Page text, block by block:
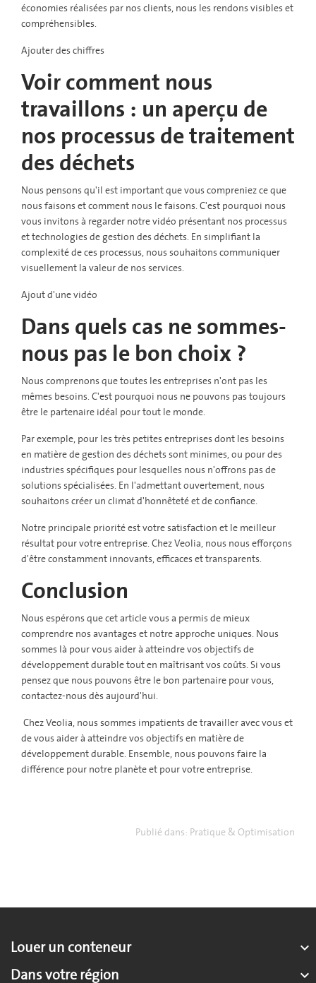
économies réalisées par nos clients, nous les rendons visibles et
compréhensibles.
Ajouter des chiffres
Voir comment nous
travaillons : un aperçu de
nos processus de traitement
des déchets
Nous pensons qu'il est important que vous compreniez ce que
nous faisons et comment nous le faisons. C'est pourquoi nous
vous invitons à regarder notre vidéo présentant nos processus
et technologies de gestion des déchets. En simplifiant la
complexité de ces processus, nous souhaitons communiquer
visuellement la valeur de nos services.
Ajout d'une vidéo
Dans quels cas ne sommes-
nous pas le bon choix ?
Nous comprenons que toutes les entreprises n'ont pas les
mêmes besoins. C'est pourquoi nous ne pouvons pas toujours
être le partenaire idéal pour tout le monde.
Par exemple, pour les très petites entreprises dont les besoins
en matière de gestion des déchets sont minimes, ou pour des
industries spécifiques pour lesquelles nous n'offrons pas de
solutions spécialisées. En l'admettant ouvertement, nous
souhaitons créer un climat d'honnêteté et de confiance.
Notre principale priorité est votre satisfaction et le meilleur
résultat pour votre entreprise. Chez Veolia, nous nous efforçons
d'être constamment innovants, efficaces et transparents.
Conclusion
Nous espérons que cet article vous a permis de mieux
comprendre nos avantages et notre approche uniques. Nous
sommes là pour vous aider à atteindre vos objectifs de
développement durable tout en maîtrisant vos coûts. Si vous
pensez que nous pouvons être le bon partenaire pour vous,
contactez-nous dès aujourd'hui.
Chez Veolia, nous sommes impatients de travailler avec vous et
de vous aider à atteindre vos objectifs en matière de
développement durable. Ensemble, nous pouvons faire la
différence pour notre planète et pour votre entreprise.
Publié dans: Pratique & Optimisation
Louer un conteneur 
Dans votre région 